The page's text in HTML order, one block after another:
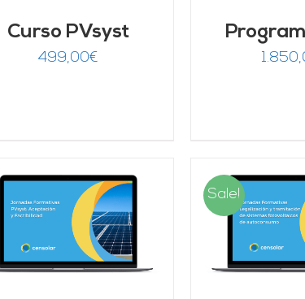
Curso PVsyst
499,00€
Sale!
AÑADIR AL CARRITO
DETALLES
AÑADIR